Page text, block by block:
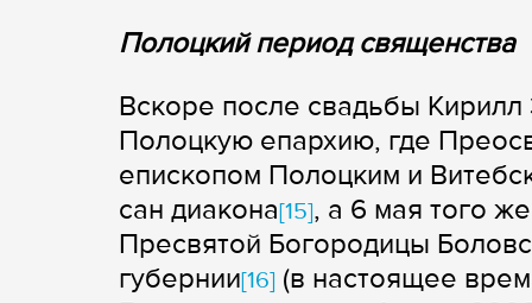
Полоцкий период священства
Вскоре после свадьбы Кирилл
Полоцкую епархию, где
епископом Полоцким и
сан диакона[15], а 6 мая того
Пресвятой Богородицы
губернии[16] (в настоящее